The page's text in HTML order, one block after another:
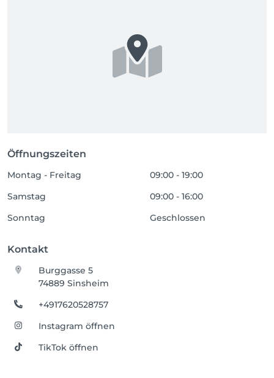
Öffnungszeiten
Montag - Freitag
09:00 - 19:00
Samstag
09:00 - 16:00
Sonntag
Geschlossen
Kontakt
Burggasse 5
74889 Sinsheim
+4917620528757
Instagram öffnen
TikTok öffnen